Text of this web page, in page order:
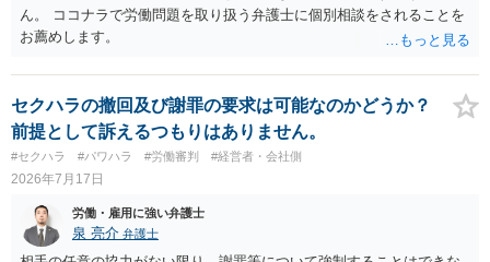
ん。 ココナラで労働問題を取り扱う弁護士に個別相談をされることを
お薦めします。
セクハラの撤回及び謝罪の要求は可能なのかどうか？
前提として訴えるつもりはありません。
#セクハラ #パワハラ #労働審判 #経営者・会社側
2026年7月17日
労働・雇用に強い弁護士
泉 亮介 弁護士